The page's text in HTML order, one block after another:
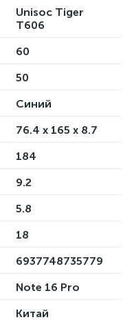
Unisoc Tiger
T606
60
50
Синий
76.4 x 165 x 8.7
184
9.2
5.8
18
6937748735779
Note 16 Pro
Китай